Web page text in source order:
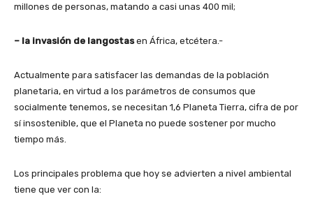
millones de personas, matando a casi unas 400 mil;
– la invasión de langostasen África, etcétera.-
Actualmente para satisfacer las demandas de la población
planetaria, en virtud a los parámetros de consumos que
socialmente tenemos, se necesitan 1,6 Planeta Tierra, cifra de por
sí insostenible, que el Planeta no puede sostener por mucho
tiempo más.
Los principales problema que hoy se advierten a nivel ambiental
tiene que ver con la: